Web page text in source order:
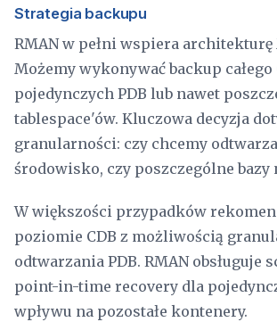
Strategia backupu
RMAN w pełni wspiera
Możemy wykonywać backup całego
pojedynczych PDB lub nawet
tablespace'ów. Kluczowa decyzja
granularności: czy chcemy
środowisko, czy poszczególne bazy
W większości przypadków
poziomie CDB z możliwością
odtwarzania PDB. RMAN obsługuje
point-in-time recovery dla
wpływu na pozostałe kontenery.